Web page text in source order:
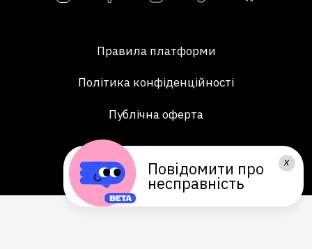
Повідомити про
несправність
Правила платформи
Політика конфіденційності
Публічна оферта
БАЛАЧКА @ 2026